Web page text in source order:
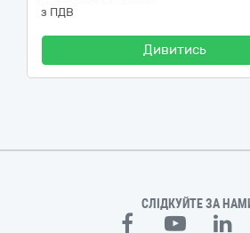
з ПДВ
Дивитись
СЛІДКУЙТЕ ЗА